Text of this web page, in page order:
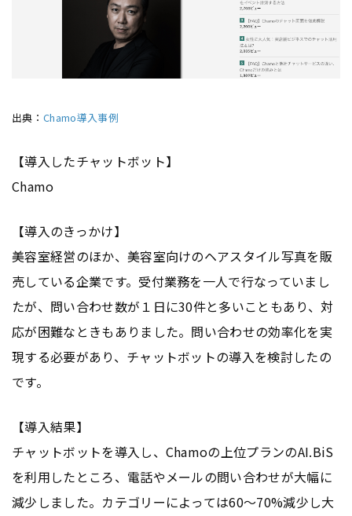
出典： Chamo導入事例
【導入したチャットボット】
Chamo
【導入のきっかけ】
美容室経営のほか、美容室向けのヘアスタイル写真を販
売している企業です。受付業務を一人で行なっていまし
たが、問い合わせ数が１日に30件と多いこともあり、対
応が困難なときもありました。問い合わせの効率化を実
現する必要があり、チャットボットの導入を検討したの
です。
【導入結果】
チャットボットを導入し、Chamoの上位プランのAI.BiS
を利用したところ、電話やメールの問い合わせが大幅に
減少しました。カテゴリーによっては60～70%減少し大